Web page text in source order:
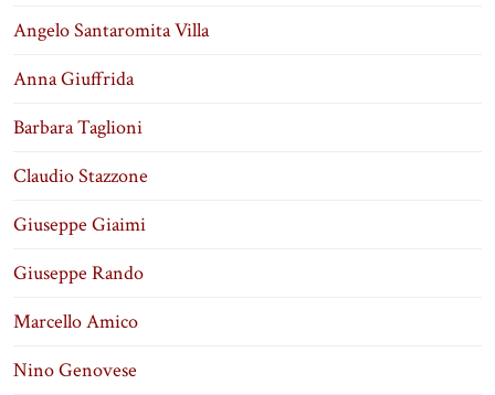
Angelo Santaromita Villa
Anna Giuffrida
Barbara Taglioni
Claudio Stazzone
Giuseppe Giaimi
Giuseppe Rando
Marcello Amico
Nino Genovese